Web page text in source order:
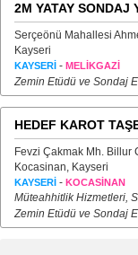
2M YATAY SONDAJ
Serçeönü Mahallesi
Kayseri
KAYSERİ - MELİKGAZİ
Zemin Etüdü ve Sondaj
HEDEF KAROT
Fevzi Çakmak Mh. Billur
Kocasinan, Kayseri
KAYSERİ - KOCASİNAN
Müteahhitlik Hizmetleri,
Zemin Etüdü ve Sondaj